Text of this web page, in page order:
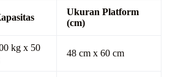
Ukuran Platform
(cm)
kg x 50
48 cm x 60 cm